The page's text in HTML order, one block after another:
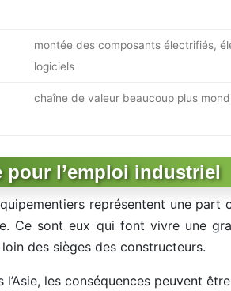
montée des composants électrifiés,
logiciels
chaîne de valeur beaucoup plus
pour l’emploi industriel
représentent une part
Ce sont eux qui font vivre une
des sièges des constructeurs.
les conséquences peuvent